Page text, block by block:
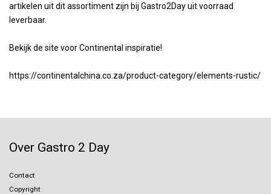
artikelen uit dit assortiment zijn bij Gastro2Day uit voorraad
leverbaar.
Bekijk de site voor Continental inspiratie!
https://continentalchina.co.za/product-category/elements-rustic/
Over Gastro 2 Day
Contact
Copyright